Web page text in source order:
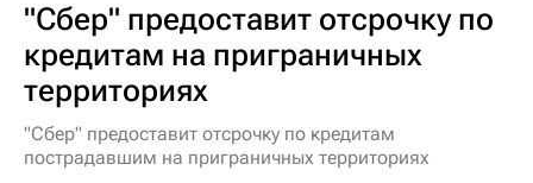
"Сбер" предоставит отсрочку по
кредитам на приграничных
территориях
"Сбер" предоставит отсрочку по кредитам
пострадавшим на приграничных территориях